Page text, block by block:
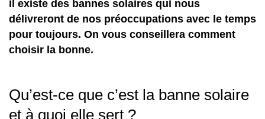
il existe des bannes solaires qui nous
délivreront de nos préoccupations avec le temps
pour toujours. On vous conseillera comment
choisir la bonne.
Qu’est-ce que c’est la banne solaire
et à quoi elle sert ?